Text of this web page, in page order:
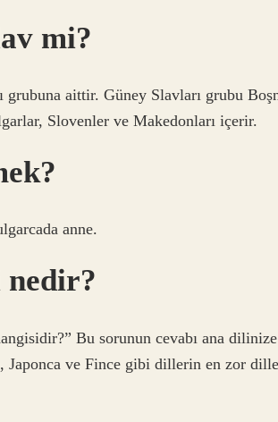
mi?
aittir. Güney Slavları grubu
Slovenler ve Makedonları içerir.
anne.
nedir?
Bu sorunun cevabı ana
ve Fince gibi dillerin en zor